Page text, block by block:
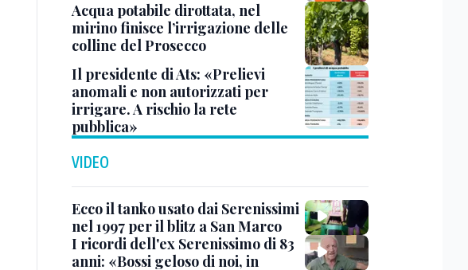
Acqua potabile dirottata, nel
mirino finisce l’irrigazione delle
colline del Prosecco
Il presidente di Ats: «Prelievi
anomali e non autorizzati per
irrigare. A rischio la rete
pubblica»
VIDEO
Ecco il tanko usato dai Serenissimi
nel 1997 per il blitz a San Marco
I ricordi dell'ex Serenissimo di 83
anni: «Bossi geloso di noi, in